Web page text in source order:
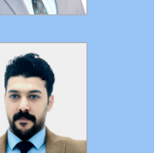
التفاصيل